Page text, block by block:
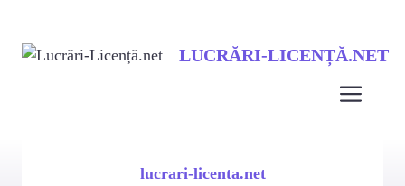
LUCRĂRI-LICENȚĂ.NET
lucrari-licenta.net